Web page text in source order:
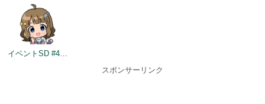
イベントSD #432
スポンサーリンク